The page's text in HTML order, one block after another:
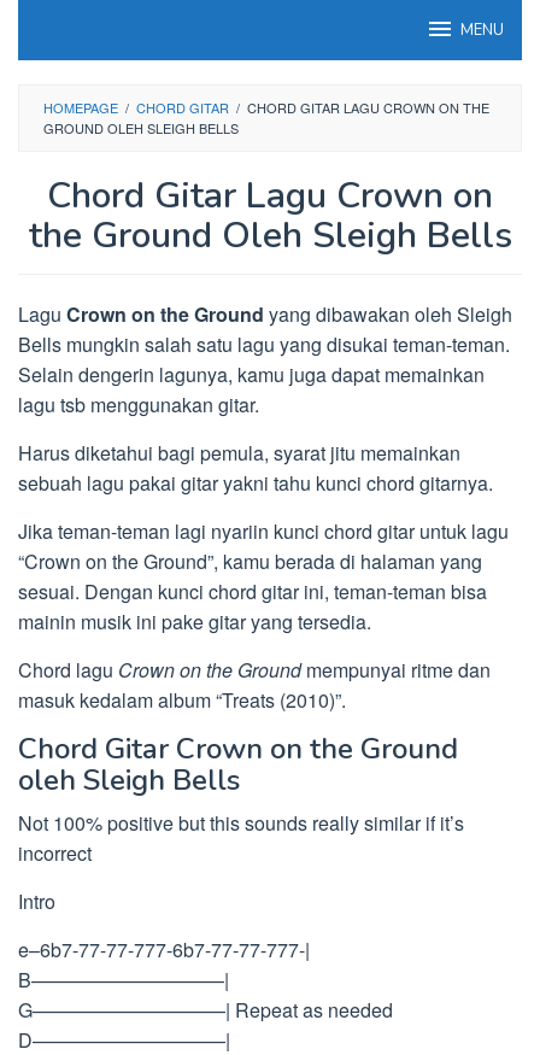
MENU
HOMEPAGE / CHORD GITAR / CHORD GITAR LAGU CROWN ON THE
GROUND OLEH SLEIGH BELLS
Chord Gitar Lagu Crown on
the Ground Oleh Sleigh Bells
Lagu Crown on the Ground yang dibawakan oleh Sleigh
Bells mungkin salah satu lagu yang disukai teman-teman.
Selain dengerin lagunya, kamu juga dapat memainkan
lagu tsb menggunakan gitar.
Harus diketahui bagi pemula, syarat jitu memainkan
sebuah lagu pakai gitar yakni tahu kunci chord gitarnya.
Jika teman-teman lagi nyariin kunci chord gitar untuk lagu
“Crown on the Ground”, kamu berada di halaman yang
sesuai. Dengan kunci chord gitar ini, teman-teman bisa
mainin musik ini pake gitar yang tersedia.
Chord lagu Crown on the Groundmempunyai ritme dan
masuk kedalam album “Treats (2010)”.
Chord Gitar Crown on the Ground
oleh Sleigh Bells
Not 100% positive but this sounds really similar if it’s
incorrect
Intro
e–6b7-77-77-777-6b7-77-77-777-|
B——————————|
G——————————| Repeat as needed
D——————————|